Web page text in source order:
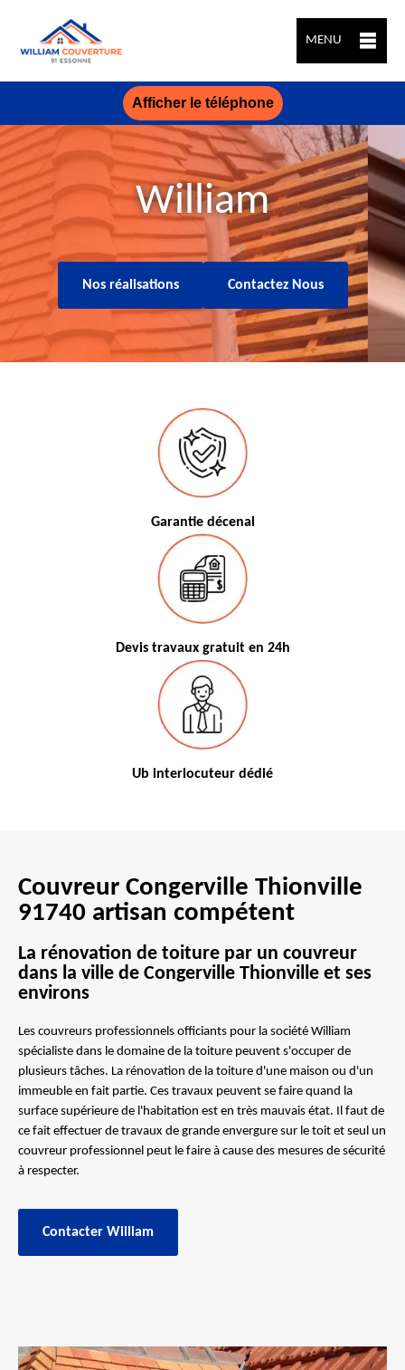
MENU
Afficher le téléphone
William
Nos réalisations Contactez Nous
Garantie décenal
Devis travaux gratuit en 24h
Ub interlocuteur dédié
Couvreur Congerville Thionville
91740 artisan compétent
La rénovation de toiture par un couvreur
dans la ville de Congerville Thionville et ses
environs
Les couvreurs professionnels officiants pour la société William
spécialiste dans le domaine de la toiture peuvent s'occuper de
plusieurs tâches. La rénovation de la toiture d'une maison ou d'un
immeuble en fait partie. Ces travaux peuvent se faire quand la
surface supérieure de l'habitation est en très mauvais état. Il faut de
ce fait effectuer de travaux de grande envergure sur le toit et seul un
couvreur professionnel peut le faire à cause des mesures de sécurité
à respecter.
Contacter William